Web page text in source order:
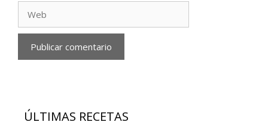
ÚLTIMAS RECETAS